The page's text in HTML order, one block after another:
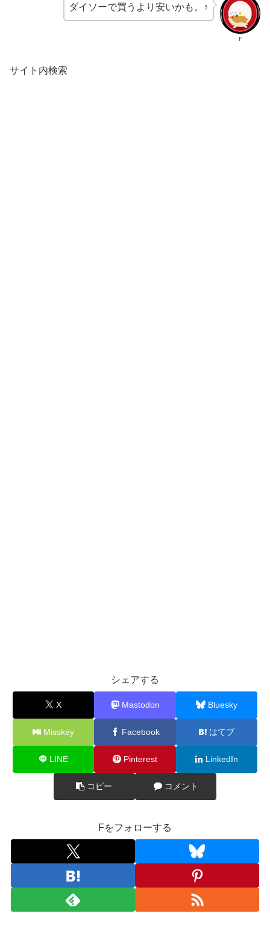
F
ダイソーで買うより安いかも。↑
サイト内検索
シェアする
X Mastodon Bluesky
Misskey Facebook はてブ
LINE Pinterest LinkedIn
コピー コメント
Fをフォローする